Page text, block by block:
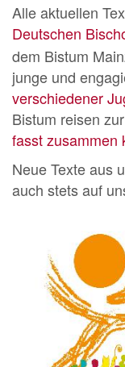
Alle aktuellen
Deutschen
dem Bistum
junge und
verschiedener
Bistum reisen
fasst zusammen
Neue Texte aus
auch stets auf